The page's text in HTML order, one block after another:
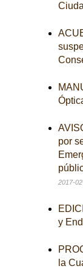
por
2017-
y
la